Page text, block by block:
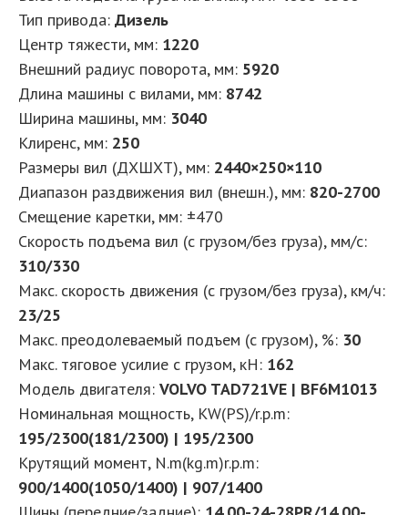
Тип привода: Дизель
Центр тяжести, мм: 1220
Внешний радиус поворота, мм: 5920
Длина машины с вилами, мм: 8742
Ширина машины, мм: 3040
Клиренс, мм: 250
Размеры вил (ДXШXТ), мм: 2440×250×110
Диапазон раздвижения вил (внешн.), мм: 820-2700
Смещение каретки, мм: ±470
Скорость подъема вил (с грузом/без груза), мм/с:
310/330
Макс. скорость движения (с грузом/без груза), км/ч:
23/25
Макс. преодолеваемый подъем (с грузом), %: 30
Макс. тяговое усилие с грузом, кН: 162
Модель двигателя: VOLVO TAD721VE | BF6M1013
Номинальная мощность, KW(PS)/r.p.m:
195/2300(181/2300) | 195/2300
Крутящий момент, N.m(kg.m)r.p.m:
900/1400(1050/1400) | 907/1400